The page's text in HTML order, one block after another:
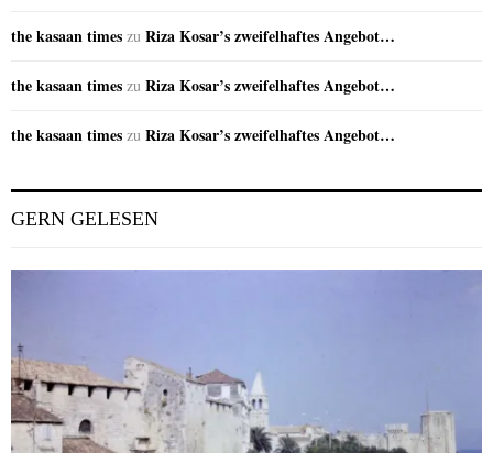
the kasaan times zu Riza Kosar’s zweifelhaftes Angebot…
the kasaan times zu Riza Kosar’s zweifelhaftes Angebot…
the kasaan times zu Riza Kosar’s zweifelhaftes Angebot…
GERN GELESEN